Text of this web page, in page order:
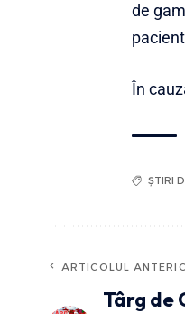
de
În
ȘTIRI
ARTICOLUL
Târg de